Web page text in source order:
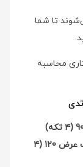
تا شما
محاسبه
• روتختی یک و نیم نفره مناسب تخت عرض 120 (۴